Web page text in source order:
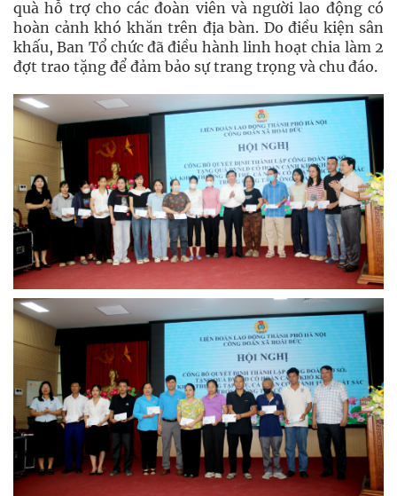
quà hỗ trợ cho các đoàn viên và người lao động có
hoàn cảnh khó khăn trên địa bàn. Do điều kiện sân
khấu, Ban Tổ chức đã điều hành linh hoạt chia làm 2
đợt trao tặng để đảm bảo sự trang trọng và chu đáo.